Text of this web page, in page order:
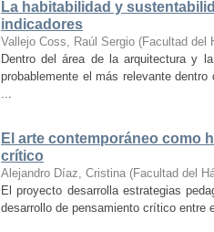
La habitabilidad y
indicadores
Vallejo Coss, Raúl Sergio (Facultad del
Dentro del área de la arquitectura y
probablemente el más relevante
...
El arte contemporáneo como
crítico
Alejandro Díaz, Cristina (Facultad del
El proyecto desarrolla estrategias
desarrollo de pensamiento crítico entre